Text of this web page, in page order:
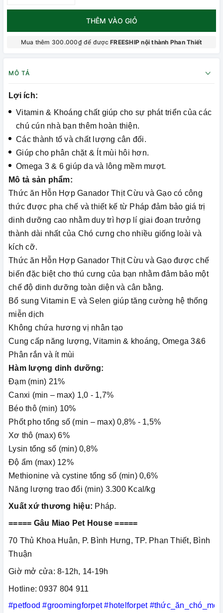
THÊM VÀO GIỎ
Mua thêm 300.000₫ để đượcFREESHIP nội thành Phan Thiết
MÔ TẢ
Lợi ích:
Vitamin & Khoáng chất giúp cho sự phát triển của các
chú cún nhà bạn thêm hoàn thiện.
Các thành tố và chất lượng cân đối.
Giúp cho phân chặt & Ít mùi hôi hơn.
Omega 3 & 6 giúp da và lông mềm mượt.
Mô tả sản phẩm:
Thức ăn Hỗn Hợp Ganador Thịt Cừu và Gạo có công
thức được pha chế và thiết kế từ Pháp đảm bảo giá trị
dinh dưỡng cao nhằm duy trì hợp lí giai đoạn trưởng
thành dài nhất của Chó cưng cho nhiều giống loài và
kích cỡ.
Thức ăn Hỗn Hợp Ganador Thịt Cừu và Gạo được chế
biến đặc biệt cho thú cưng của bạn nhằm đảm bảo một
chế độ dinh dưỡng toàn diện và cân bằng.
Bổ sung Vitamin E và Selen giúp tăng cường hệ thống
miễn dịch
Không chứa hương vị nhân tạo
Cung cấp năng lượng, Vitamin & khoáng, Omega 3&6
Phân rắn và ít mùi
Hàm lượng dinh dưỡng:
Đạm (min) 21%
Canxi (min – max) 1,0 - 1,7%
Béo thô (min) 10%
Phốt pho tổng số (min – max) 0,8% - 1,5%
Xơ thô (max) 6%
Lysin tổng số (min) 0,8%
Độ ẩm (max) 12%
Methionine và cystine tổng số (min) 0,6%
Năng lượng trao đổi (min) 3.300 Kcal/kg
Xuất xứ thương hiệu: Pháp.
===== Gâu Miao Pet House =====
70 Thủ Khoa Huân, P. Bình Hưng, TP. Phan Thiết, Bình
Thuận
Giờ mở cửa: 8-12h, 14-19h
Hotline: 0937 804 911
#petfood #groomingforpet #hotelforpet #thức_ăn_chó_mèo